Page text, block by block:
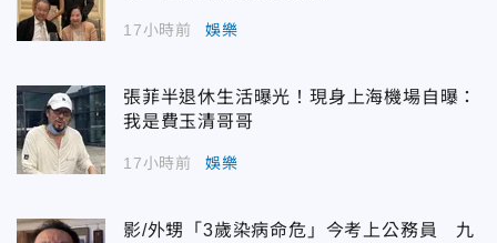
17小時前 娛樂
張菲半退休生活曝光！現身上海機場自曝：
我是費玉清哥哥
17小時前 娛樂
影/外甥「3歲染病命危」今考上公務員 九